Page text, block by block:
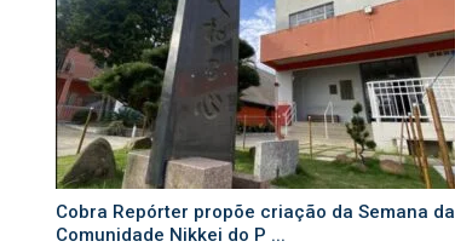
Cobra Repórter propõe criação da Semana da
Comunidade Nikkei do P ...